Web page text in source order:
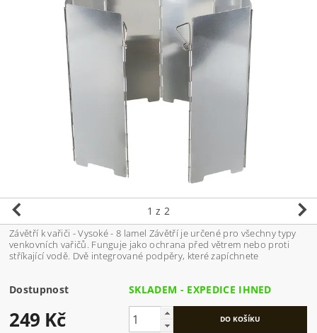
1 z 2
Závětří k vařiči - Vysoké - 8 lamel Závětří je určené pro všechny typy
venkovních vařičů. Funguje jako ochrana před větrem nebo proti
stříkající vodě. Dvě integrované podpěry, které zapíchnete
Dostupnost SKLADEM - EXPEDICE IHNED
249 Kč